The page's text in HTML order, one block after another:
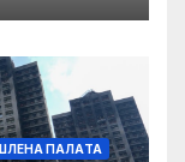
ПАЛAТА